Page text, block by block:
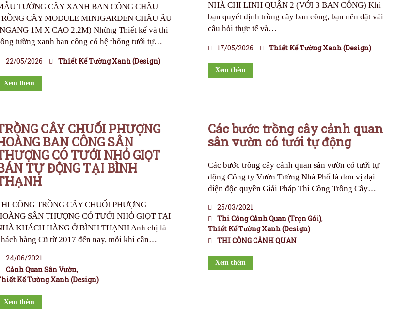
TƯỜNG CÂY XANH BAN CÔNG CHÂU
CÂY MODULE MINIGARDEN CHÂU ÂU
1M X CAO 2.2M) Những Thiết kế và thi
tường xanh ban công có hệ thống tưới tự…
22/05/2026 Thiết Kế Tường Xanh (Design)
Xem thêm
NHÀ CHI LINH QUẬN 2 (VỚI 3 BAN CÔNG) Khi
bạn quyết định trồng cây ban công, bạn nên đặt vài
câu hỏi thực tế và…
17/05/2026 Thiết Kế Tường Xanh (Design)
Xem thêm
CÂY CHUỐI PHƯỢNG
BAN CÔNG SÂN
CÓ TƯỚI NHỎ GIỌT
TỰ ĐỘNG TẠI BÌNH
CÔNG TRỒNG CÂY CHUỐI PHƯỢNG
SÂN THƯỢNG CÓ TƯỚI NHỎ GIỌT TẠI
KHÁCH HÀNG Ở BÌNH THẠNH Anh chị là
hàng Cũ từ 2017 đến nay, mỗi khi cần…
24/06/2021
Cảnh Quan Sân Vườn,
Kế Tường Xanh (Design)
Xem thêm
Các bước trồng cây cảnh quan
sân vườn có tưới tự động
Các bước trồng cây cảnh quan sân vườn có tưới tự
động Công ty Vườn Tường Nhà Phố là đơn vị đại
diện độc quyền Giải Pháp Thi Công Trồng Cây…
25/03/2021
Thi Công Cảnh Quan (trọn Gói),
Thiết Kế Tường Xanh (Design)
THI CÔNG CẢNH QUAN
Xem thêm